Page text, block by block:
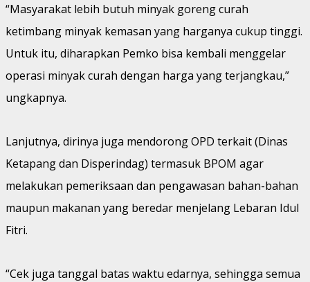
“Masyarakat lebih butuh minyak goreng curah
ketimbang minyak kemasan yang harganya cukup tinggi.
Untuk itu, diharapkan Pemko bisa kembali menggelar
operasi minyak curah dengan harga yang terjangkau,”
ungkapnya.
Lanjutnya, dirinya juga mendorong OPD terkait (Dinas
Ketapang dan Disperindag) termasuk BPOM agar
melakukan pemeriksaan dan pengawasan bahan-bahan
maupun makanan yang beredar menjelang Lebaran Idul
Fitri.
“Cek juga tanggal batas waktu edarnya, sehingga semua